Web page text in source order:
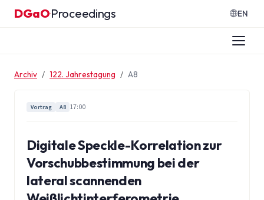
Zum Inhalt springen
DGaO·Proceedings EN
Archiv 122. Jahrestagung A8
Vortrag A8 17:00
Digitale Speckle-Korrelation zur
Vorschubbestimmung bei der
lateral scannenden